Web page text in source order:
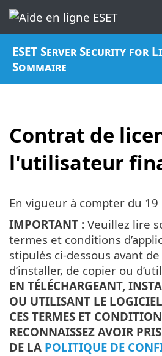
ESET Server Security for
Sommaire
Contrat de
l'utilisateur
En vigueur à compter du 19
IMPORTANT : Veuillez lire
termes et conditions
stipulés ci-dessous avant
d’installer, de copier ou
EN TÉLÉCHARGEANT,
OU UTILISANT LE
CES TERMES ET
RECONNAISSEZ AVOIR
DE LA POLITIQUE DE